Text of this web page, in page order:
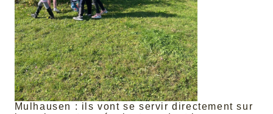
Mulhausen : ils vont se servir directement sur